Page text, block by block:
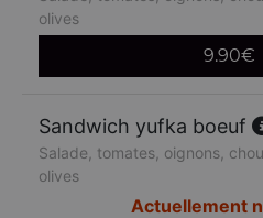
olives
9.90€
Sandwich yufka boeuf
Salade, tomates, oignons,
olives
Actuellement